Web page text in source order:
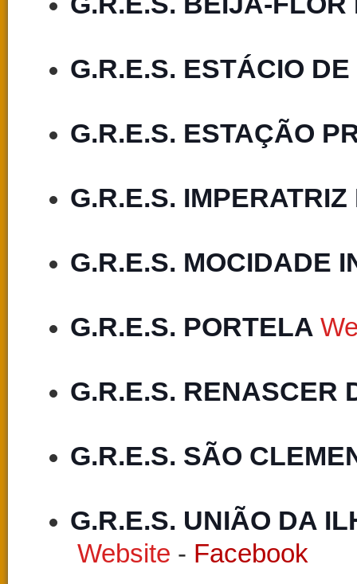
G.R.E.S. ESTÁCIO
G.R.E.S. ESTAÇÃO
G.R.E.S.
G.R.E.S. MOCIDADE
G.R.E.S. PORTELA
G.R.E.S. RENASCER
G.R.E.S. SÃO
G.R.E.S. UNIÃO DA
Website - Facebook